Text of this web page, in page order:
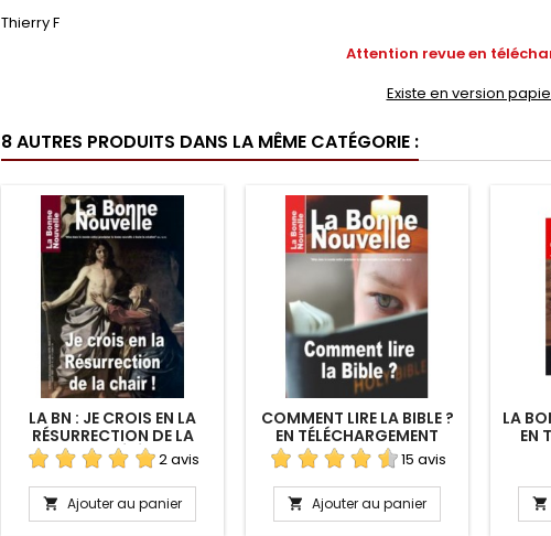
Thierry F
Attention revue en
Existe en version
8 AUTRES PRODUITS DANS LA MÊME CATÉGORIE :
LA BN : JE CROIS EN LA
RÉSURRECTION DE LA
CHAIR EN TÉLÉCHAR.
2 avis
 Ajouter au panier
COMMENT LIRE LA BIBLE ?
EN TÉLÉCHARGEMENT
15 avis
 Ajouter au panier
LA
EN
